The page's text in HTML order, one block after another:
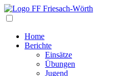
Home
Berichte
Einsätze
Übungen
Jugend